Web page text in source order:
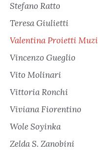
Stefano Ratto
Teresa Giulietti
Valentina Proietti Muzi
Vincenzo Gueglio
Vito Molinari
Vittoria Ronchi
Viviana Fiorentino
Wole Soyinka
Zelda S. Zanobini